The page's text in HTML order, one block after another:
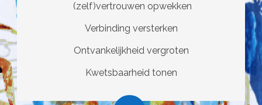
(zelf)vertrouwen opwekken
Verbinding versterken
Ontvankelijkheid vergroten
Kwetsbaarheid tonen